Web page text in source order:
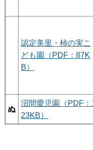
認定美里・柿の実こ
ども園（PDF：87K
B）
ぬ
沼間愛児園（PDF：
23KB）